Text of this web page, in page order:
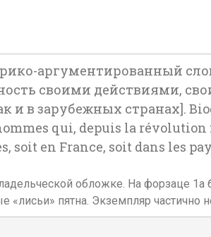
аргументированный
своими действиями,
в зарубежных странах].
qui, depuis la
soit en France, soit dans les
обложке. На форзаце
пятна. Экземпляр частично